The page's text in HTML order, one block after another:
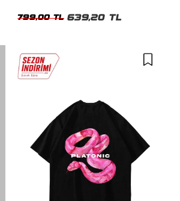
799,00 TL 639,20 TL